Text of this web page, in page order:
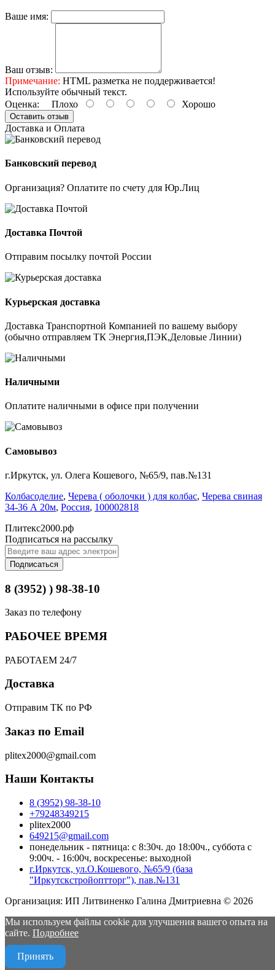
Мы используем файлы cookie для улучшения вашего опыта на
сайте. Подробнее
Принять
Ваше имя:
Ваш отзыв:
Примечание: HTML разметка не поддерживается!
Используйте обычный текст.
Оценка: Плохо Хорошо
Оставить отзыв
Доставка и Оплата
Банковский перевод
Организация? Оплатите по счету для Юр.Лиц
Доставка Почтой
Отправим посылку почтой России
Курьерская доставка
Доставка Транспортной Компанией по вашему выбору
(обычно отправляем ТК Энергия,ПЭК,Деловые Линии)
Наличными
Оплатите наличными в офисе при получении
Самовывоз
г.Иркутск, ул. Олега Кошевого, №65/9, пав.№131
Колбасоделие, Черева ( оболочки ) для колбас, Черева свиная
34-36 А 20м, Россия, 100002818
Плитекс2000.рф
Подписаться на рассылку
Подписаться
8 (3952) ) 98-38-10
Заказ по телефону
РАБОЧЕЕ ВРЕМЯ
РАБОТАЕМ 24/7
Доставка
Отправим ТК по РФ
Заказ по Email
plitex2000@gmail.com
Наши Контакты
8 (3952) 98-38-10
+79248349215
plitex2000
649215@gmail.com
понедельник - пятница: с 8:30ч. до 18:00ч., суббота с
9:00ч. - 16:00ч, воскресенье: выходной
г.Иркутск, ул.О.Кошевого, №65/9 (база
"Иркутскстройоптторг"), пав.№131
Организация: ИП Литвиненко Галина Дмитриевна © 2026
О компании
Доставка в день заказа
Политика конфиденциальности
Пользовательское соглашение